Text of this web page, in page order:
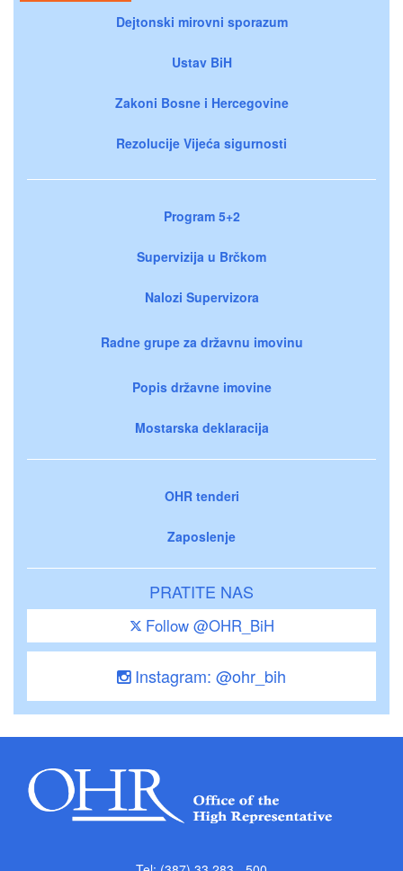
Dejtonski mirovni sporazum
Ustav BiH
Zakoni Bosne i Hercegovine
Rezolucije Vijeća sigurnosti
Program 5+2
Supervizija u Brčkom
Nalozi Supervizora
Radne grupe za državnu imovinu
Popis državne imovine
Mostarska deklaracija
OHR tenderi
Zaposlenje
PRATITE NAS
Follow @OHR_BiH
Instagram: @ohr_bih